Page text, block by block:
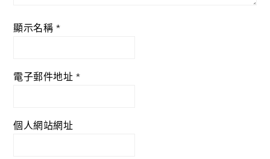
顯示名稱 *
電子郵件地址 *
個人網站網址